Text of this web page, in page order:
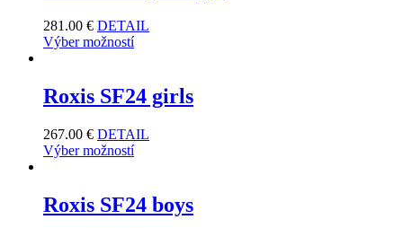
281.00 € DETAIL
Výber možností
Roxis SF24 girls
267.00 € DETAIL
Výber možností
Roxis SF24 boys